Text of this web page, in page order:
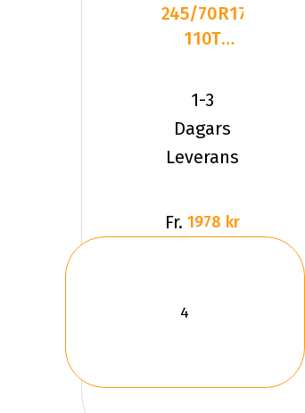
245/70R17
110T
Winter
I*Pike X
1-3
Dagars
Leverans
Fr. 1978 kr